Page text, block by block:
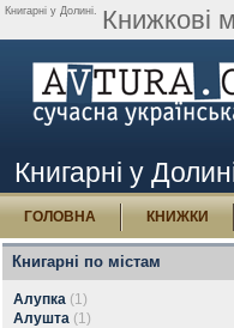
Книгарні у Долині. Книжкові
Книгарні у
ГОЛОВНА КНИЖКИ
Книгарні по містам
Алупка (1)
Алушта (1)